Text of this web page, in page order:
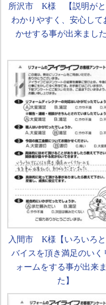
所沢市 K様 【説明がと
わかりやすく、安心して
かせする事が出来ました
入間市 K様【いろいろと
バイスを頂き満足のいく
ォームをする事が出来
た】